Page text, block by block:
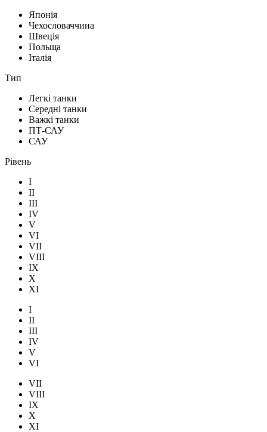
Японія
Чехословаччина
Швеція
Польща
Італія
Тип
Легкі танки
Середні танки
Важкі танки
ПТ-САУ
САУ
Рівень
I
II
III
IV
V
VI
VII
VIII
IX
X
XI
I
II
III
IV
V
VI
VII
VIII
IX
X
XI